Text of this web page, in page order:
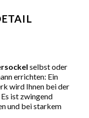
selbst oder
errichten: Ein
wird Ihnen bei der
ist zwingend
und bei starkem